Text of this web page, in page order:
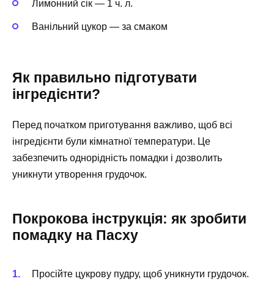
Лимонний сік — 1 ч. л.
Ванільний цукор — за смаком
Як правильно підготувати
інгредієнти?
Перед початком приготування важливо, щоб всі
інгредієнти були кімнатної температури. Це
забезпечить однорідність помадки і дозволить
уникнути утворення грудочок.
Покрокова інструкція: як зробити
помадку на Пасху
Просійте цукрову пудру, щоб уникнути грудочок.